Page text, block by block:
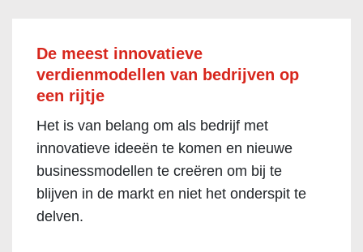
De meest innovatieve
verdienmodellen van bedrijven op
een rijtje
Het is van belang om als bedrijf met
innovatieve ideeën te komen en nieuwe
businessmodellen te creëren om bij te
blijven in de markt en niet het onderspit te
delven.